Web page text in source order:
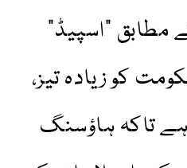
“اسپیڈ”
کو زیادہ تیز،
ہے تاکہ ہاؤسنگ